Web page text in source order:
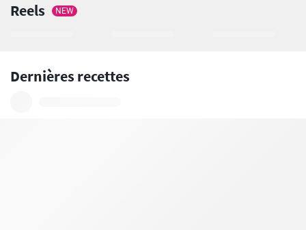
Reels NEW
Dernières recettes